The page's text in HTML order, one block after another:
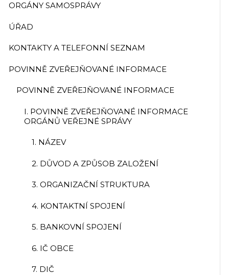
ORGÁNY SAMOSPRÁVY
ÚŘAD
KONTAKTY A TELEFONNÍ SEZNAM
POVINNĚ ZVEŘEJŇOVANÉ INFORMACE
POVINNĚ ZVEŘEJŇOVANÉ INFORMACE
I. POVINNĚ ZVEŘEJŇOVANÉ INFORMACE
ORGÁNŮ VEŘEJNÉ SPRÁVY
1. NÁZEV
2. DŮVOD A ZPŮSOB ZALOŽENÍ
3. ORGANIZAČNÍ STRUKTURA
4. KONTAKTNÍ SPOJENÍ
5. BANKOVNÍ SPOJENÍ
6. IČ OBCE
7. DIČ